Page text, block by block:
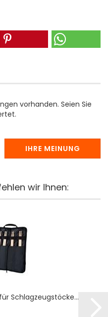
vorhanden. Seien Sie
IHRE MEINUNG
wir Ihnen:
Schlagzeugstöcke...